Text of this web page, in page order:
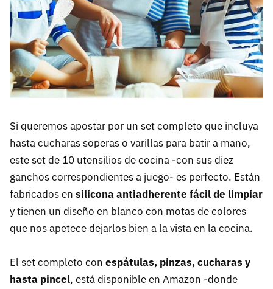
Si queremos apostar por un set completo que incluya
hasta cucharas soperas o varillas para batir a mano,
este set de 10 utensilios de cocina -con sus diez
ganchos correspondientes a juego- es perfecto. Están
fabricados en silicona antiadherente fácil de limpiar
y tienen un diseño en blanco con motas de colores
que nos apetece dejarlos bien a la vista en la cocina.
El set completo con espátulas, pinzas, cucharas y
hasta pincel, está disponible en Amazon -donde